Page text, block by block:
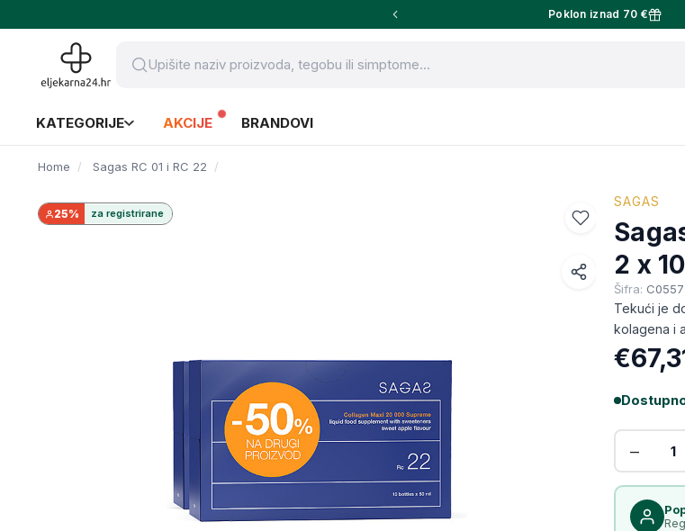
Poklon iznad 70 €
KATEGORIJE AKCIJE BRANDOVI
Home Sagas RC 01 i RC 22
SAGAS
2 x
Šifra:
Tekući je
kolagena i
25% za registrirane
Email
Kopiraj link